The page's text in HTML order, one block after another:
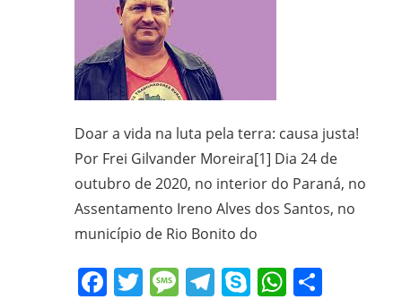
Movimentos
Populares
Urbanos,
Doar a vida na luta pela terra: causa justa!
Por Frei Gilvander Moreira[1] Dia 24 de
outubro de 2020, no interior do Paraná, no
Assentamento Ireno Alves dos Santos, no
município de Rio Bonito do
Facebook
Twitter
Message
Telegram
SkypeShare